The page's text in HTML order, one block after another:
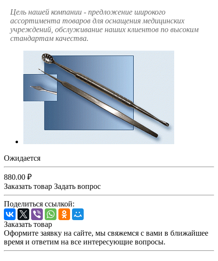
Цель нашей компании - предложение широкого
ассортимента товаров для оснащения медицинских
учреждений, обслуживание наших клиентов по высоким
стандартам качества.
Ожидается
880.00 ₽
Заказать товар Задать вопрос
Поделиться ссылкой:
Заказать товар
Оформите заявку на сайте, мы свяжемся с вами в ближайшее
время и ответим на все интересующие вопросы.